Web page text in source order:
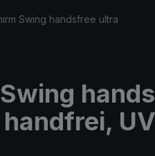
Swing handsfree ultra